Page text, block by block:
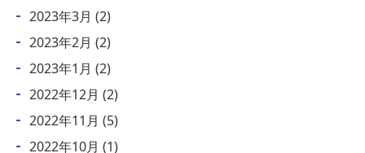
2023年3月 (2)
2023年2月 (2)
2023年1月 (2)
2022年12月 (2)
2022年11月 (5)
2022年10月 (1)